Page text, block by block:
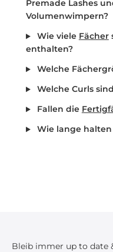
Premade Lashes
Volumenwimpern?
Wie viele Fächer
enthalten?
Welche
Welche Curls
Fallen die
Wie lange halten
Bleib immer up to date